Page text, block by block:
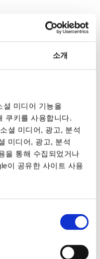
소개
셜 미디어 기능을
쿠키를 사용합니다.
셜 미디어, 광고, 분석
미디어, 광고, 분석
을 통해 수집되었거나
이 공유한 사이트 사용